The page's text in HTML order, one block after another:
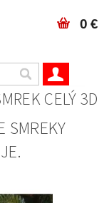
0 €
CELÝ 3D
SMREKY